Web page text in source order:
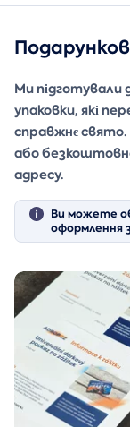
Ми підготували
упаковки, які
справжнє
або
адресу.
Ви можете
оформлення